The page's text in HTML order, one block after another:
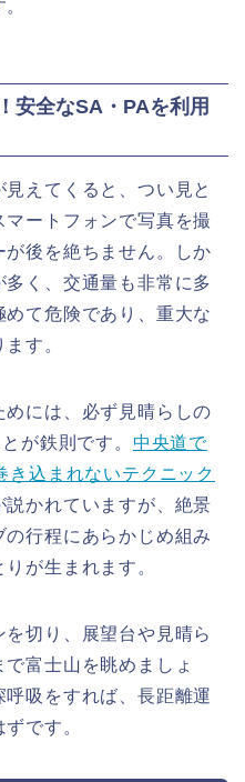
安全なSA・PAを利用
えてくると、つい見と
ートフォンで写真を撮
後を絶ちません。しか
く、交通量も非常に多
て危険であり、重大な
す。
には、必ず見晴らしの
が鉄則です。 中央道で
き込まれないテクニック
かれていますが、絶景
行程にあらかじめ組み
が生まれます。
切り、展望台や見晴ら
富士山を眺めましょ
吸をすれば、長距離運
です。